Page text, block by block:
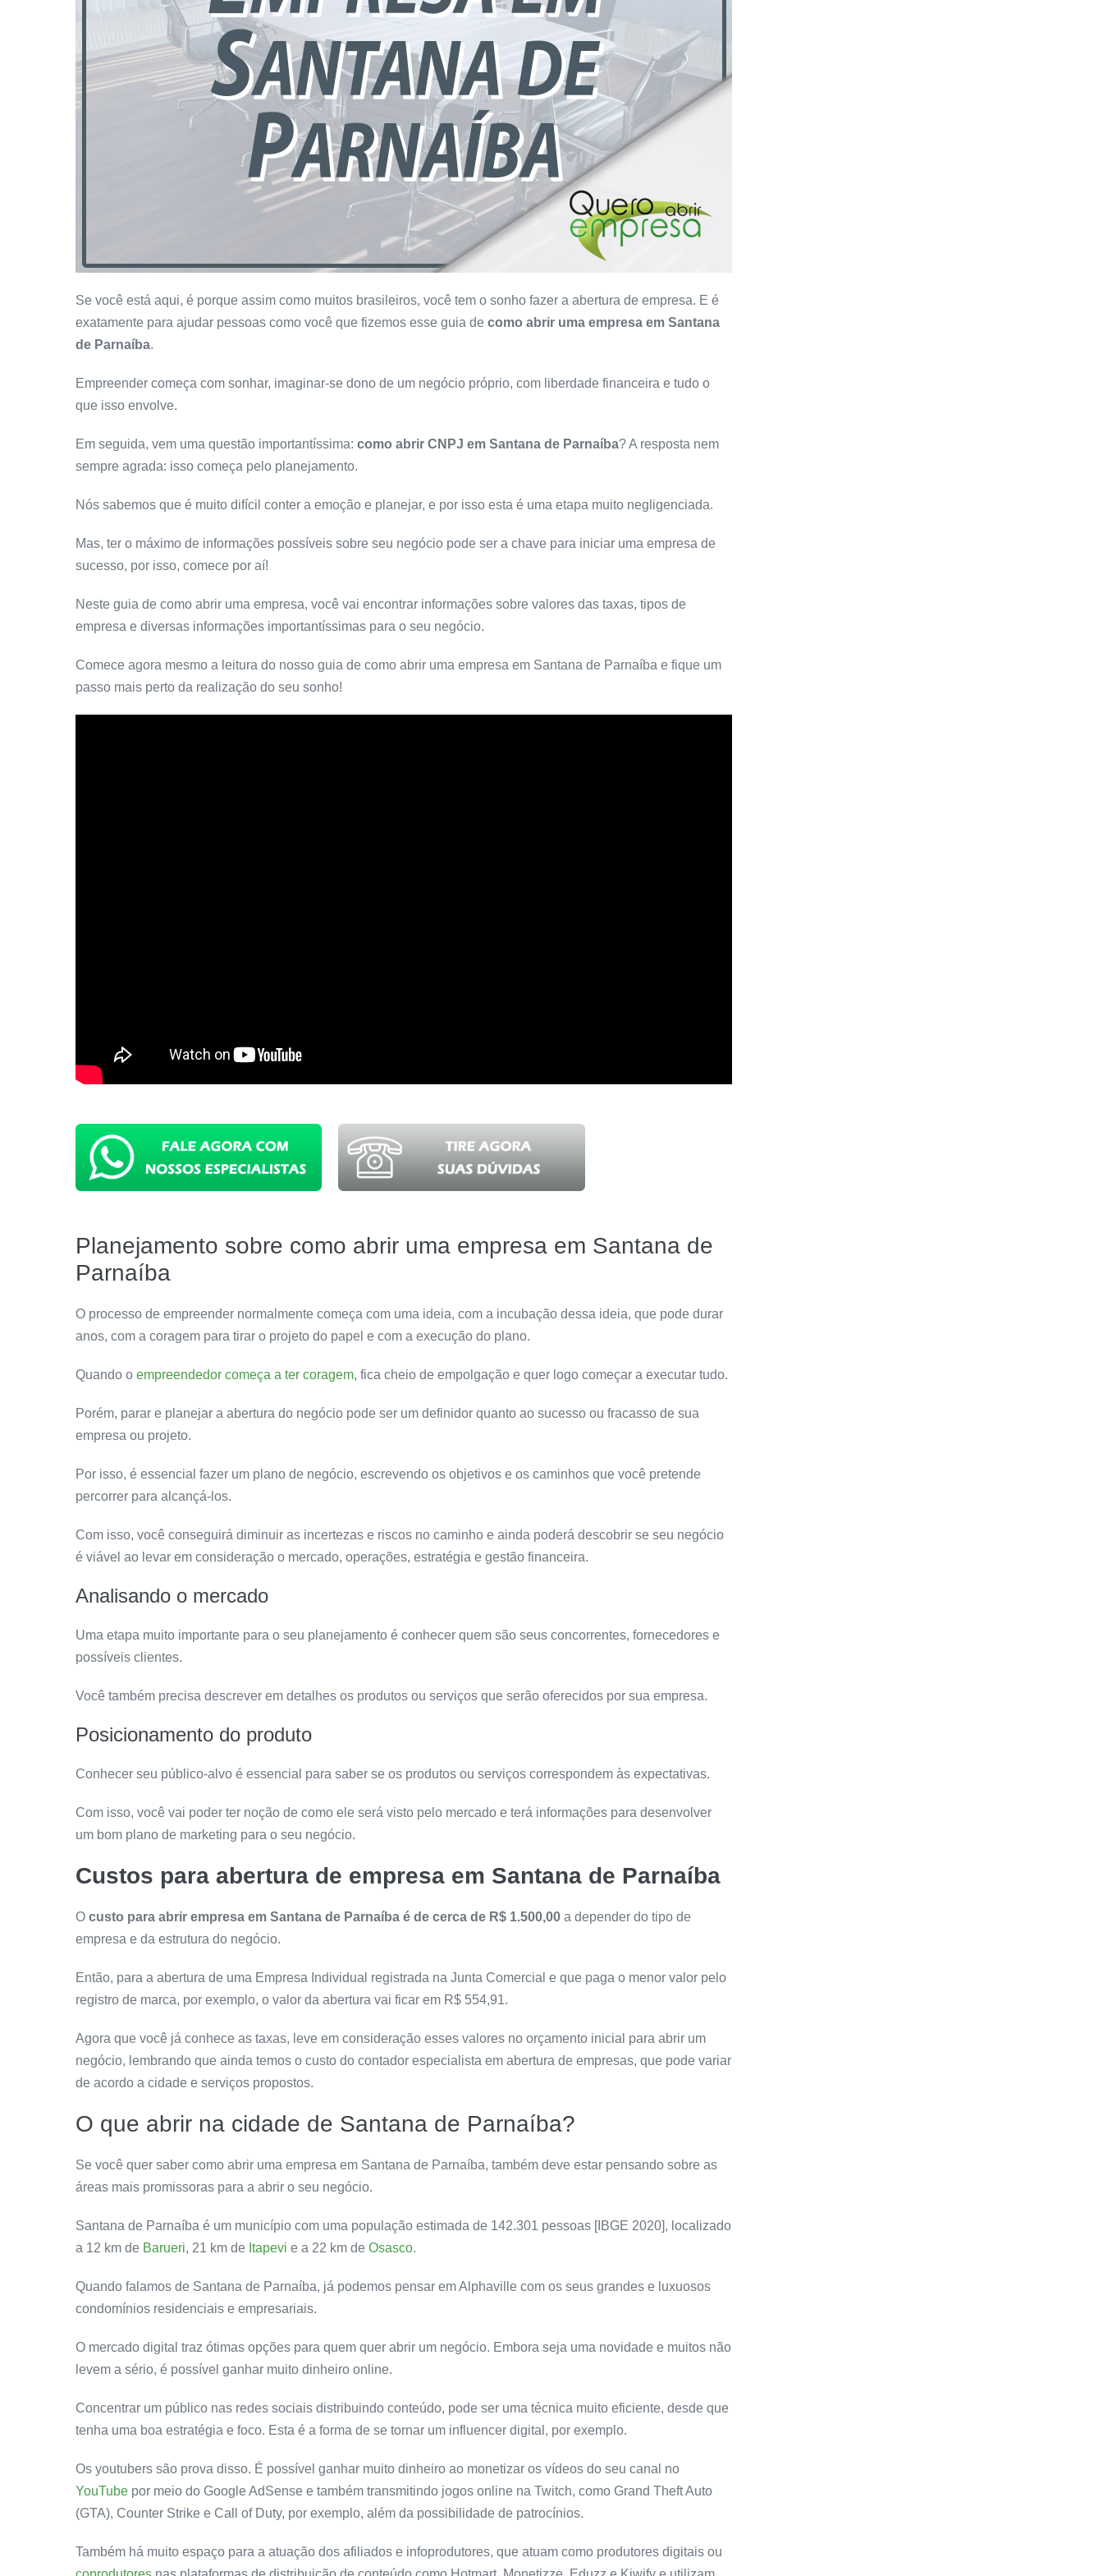
Se você está aqui, é porque assim como muitos brasileiros, você tem o sonho fazer a abertura de empresa. E é
exatamente para ajudar pessoas como você que fizemos esse guia de como abrir uma empresa em Santana
de Parnaíba.
Empreender começa com sonhar, imaginar-se dono de um negócio próprio, com liberdade financeira e tudo o
que isso envolve.
Em seguida, vem uma questão importantíssima: como abrir CNPJ em Santana de Parnaíba? A resposta nem
sempre agrada: isso começa pelo planejamento.
Nós sabemos que é muito difícil conter a emoção e planejar, e por isso esta é uma etapa muito negligenciada.
Mas, ter o máximo de informações possíveis sobre seu negócio pode ser a chave para iniciar uma empresa de
sucesso, por isso, comece por aí!
Neste guia de como abrir uma empresa, você vai encontrar informações sobre valores das taxas, tipos de
empresa e diversas informações importantíssimas para o seu negócio.
Comece agora mesmo a leitura do nosso guia de como abrir uma empresa em Santana de Parnaíba e fique um
passo mais perto da realização do seu sonho!
Planejamento sobre como abrir uma empresa em Santana de
Parnaíba
O processo de empreender normalmente começa com uma ideia, com a incubação dessa ideia, que pode durar
anos, com a coragem para tirar o projeto do papel e com a execução do plano.
Quando o empreendedor começa a ter coragem, fica cheio de empolgação e quer logo começar a executar tudo.
Porém, parar e planejar a abertura do negócio pode ser um definidor quanto ao sucesso ou fracasso de sua
empresa ou projeto.
Por isso, é essencial fazer um plano de negócio, escrevendo os objetivos e os caminhos que você pretende
percorrer para alcançá-los.
Com isso, você conseguirá diminuir as incertezas e riscos no caminho e ainda poderá descobrir se seu negócio
é viável ao levar em consideração o mercado, operações, estratégia e gestão financeira.
Analisando o mercado
Uma etapa muito importante para o seu planejamento é conhecer quem são seus concorrentes, fornecedores e
possíveis clientes.
Você também precisa descrever em detalhes os produtos ou serviços que serão oferecidos por sua empresa.
Posicionamento do produto
Conhecer seu público-alvo é essencial para saber se os produtos ou serviços correspondem às expectativas.
Com isso, você vai poder ter noção de como ele será visto pelo mercado e terá informações para desenvolver
um bom plano de marketing para o seu negócio.
Custos para abertura de empresa em Santana de Parnaíba
O custo para abrir empresa em Santana de Parnaíba é de cerca de R$ 1.500,00 a depender do tipo de
empresa e da estrutura do negócio.
Então, para a abertura de uma Empresa Individual registrada na Junta Comercial e que paga o menor valor pelo
registro de marca, por exemplo, o valor da abertura vai ficar em R$ 554,91.
Agora que você já conhece as taxas, leve em consideração esses valores no orçamento inicial para abrir um
negócio, lembrando que ainda temos o custo do contador especialista em abertura de empresas, que pode variar
de acordo a cidade e serviços propostos.
O que abrir na cidade de Santana de Parnaíba?
Se você quer saber como abrir uma empresa em Santana de Parnaíba, também deve estar pensando sobre as
áreas mais promissoras para a abrir o seu negócio.
Santana de Parnaíba é um município com uma população estimada de 142.301 pessoas [IBGE 2020], localizado
a 12 km de Barueri, 21 km de Itapevi e a 22 km de Osasco.
Quando falamos de Santana de Parnaíba, já podemos pensar em Alphaville com os seus grandes e luxuosos
condomínios residenciais e empresariais.
O mercado digital traz ótimas opções para quem quer abrir um negócio. Embora seja uma novidade e muitos não
levem a sério, é possível ganhar muito dinheiro online.
Concentrar um público nas redes sociais distribuindo conteúdo, pode ser uma técnica muito eficiente, desde que
tenha uma boa estratégia e foco. Esta é a forma de se tornar um influencer digital , por exemplo.
Os youtubers são prova disso. É possível ganhar muito dinheiro ao monetizar os vídeos do seu canal no
YouTube por meio do Google AdSense e também transmitindo jogos online na Twitch, como Grand Theft Auto
(GTA), Counter Strike e Call of Duty, por exemplo, além da possibilidade de patrocínios.
Também há muito espaço para a atuação dos afiliados e infoprodutores, que atuam como produtores digitais ou